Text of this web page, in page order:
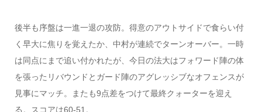
後半も序盤は一進一退の攻防。得意のアウトサイドで食らい付
く早大に焦りを覚えたか、中村が連続でターンオーバー。一時
は同点にまで追い付かれたが、今日の法大はフォワード陣の体
を張ったリバウンドとガード陣のアグレッシブなオフェンスが
見事にマッチ。またも9点差をつけて最終クォーターを迎え
る。スコアは60-51。